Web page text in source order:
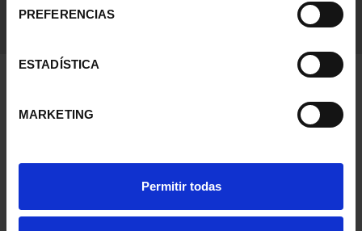
PREFERENCIAS
ESTADÍSTICA
MARKETING
Permitir todas